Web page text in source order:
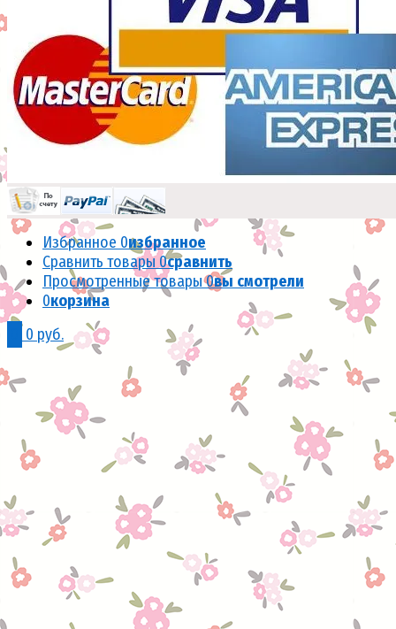
Избранное 0избранное
Сравнить товары 0сравнить
Просмотренные товары 0вы смотрели
0корзина
0 руб.